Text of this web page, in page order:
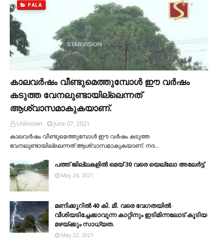
PALA
കാലവര്‍ഷം വീണ്ടുമെത്തുമ്പോള്‍ ഈ വര്‍ഷം
കടുത്ത വേനലുണ്ടായില്ലെന്നത്
ആശ്വാസമാകുകയാണ്.
Unknown
June 07, 2021
കാലവര്‍ഷം വീണ്ടുമെത്തുമ്പോള്‍ ഈ വര്‍ഷം കടുത്ത
വേനലുണ്ടായില്ലെന്നത് ആശ്വാസമാകുകയാണ്. നദ…
പത്ത് ജില്ലകളില്‍ മെയ് 30 വരെ യെല്ലോ അലേര്‍ട്ട്
May 26, 2021
മണിക്കൂറിൽ 40 കി. മീ. വരെ വേഗതയിൽ
വീശിയടിച്ചേക്കാവുന്ന കാറ്റിനും ഇടിമിന്നലോട് കൂടിയ
മഴയ്ക്കും സാധ്യത.
May 22, 2021